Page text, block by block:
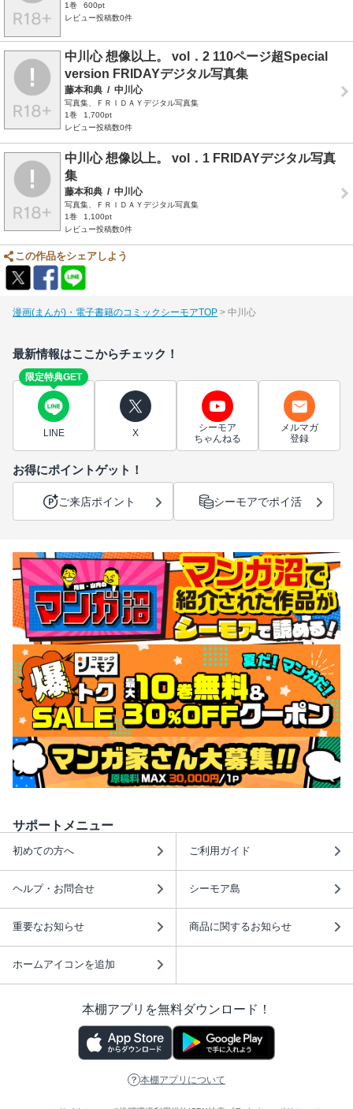
1巻
600pt
レビュー投稿数0件
中川心 想像以上。 vol．2 110ページ超Special
version FRIDAYデジタル写真集
藤本和典 / 中川心
写真集、ＦＲＩＤＡＹデジタル写真集
1巻
1,700pt
レビュー投稿数0件
中川心 想像以上。 vol．1 FRIDAYデジタル写真
集
藤本和典 / 中川心
写真集、ＦＲＩＤＡＹデジタル写真集
1巻
1,100pt
レビュー投稿数0件
この作品をシェアしよう
漫画(まんが)・電子書籍のコミックシーモアTOP 中川心
最新情報はここからチェック！
限定特典GET
LINE X
シーモア
ちゃんねる
メルマガ
登録
お得にポイントゲット！
ご来店ポイント シーモアでポイ活
サポートメニュー
初めての方へ ご利用ガイド
ヘルプ・お問合せ シーモア島
重要なお知らせ 商品に関するお知らせ
ホームアイコンを追加
本棚アプリを無料ダウンロード！
本棚アプリについて